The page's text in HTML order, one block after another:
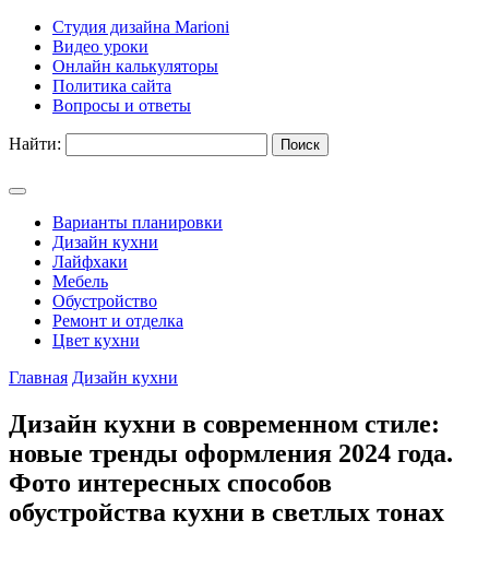
Студия дизайна Marioni
Видео уроки
Онлайн калькуляторы
Политика сайта
Вопросы и ответы
Найти:
Варианты планировки
Дизайн кухни
Лайфхаки
Мебель
Обустройство
Ремонт и отделка
Цвет кухни
Главная Дизайн кухни
Дизайн кухни в современном стиле:
новые тренды оформления 2024 года.
Фото интересных способов
обустройства кухни в светлых тонах